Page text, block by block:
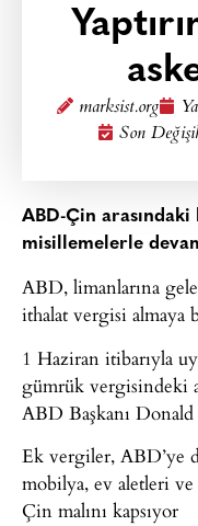
marksist.org
Son
ABD-Çin arasındaki
misillemelerle
ABD, limanlarına
ithalat vergisi almaya
1 Haziran itibarıyla
gümrük vergisindeki
ABD Başkanı
Ek vergiler, ABD’ye
mobilya, ev aletleri
Çin malını kapsıyor